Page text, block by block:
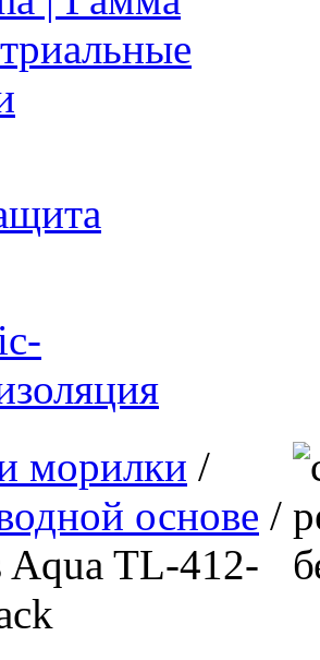
морилки /
основе /
Aqua TL-412-